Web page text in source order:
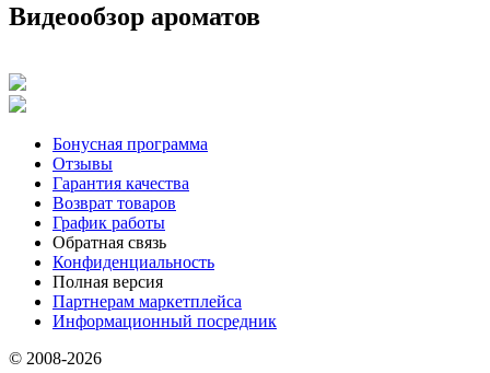
Видеообзор ароматов
Бонусная программа
Отзывы
Гарантия качества
Возврат товаров
График работы
Обратная связь
Конфиденциальность
Полная версия
Партнерам маркетплейса
Информационный посредник
© 2008-2026